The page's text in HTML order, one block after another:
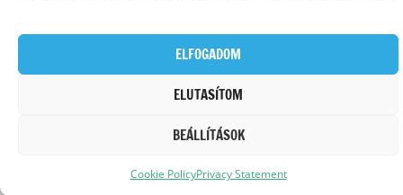
ELFOGADOM
ELUTASÍTOM
BEÁLLÍTÁSOK
Cookie PolicyPrivacy Statement